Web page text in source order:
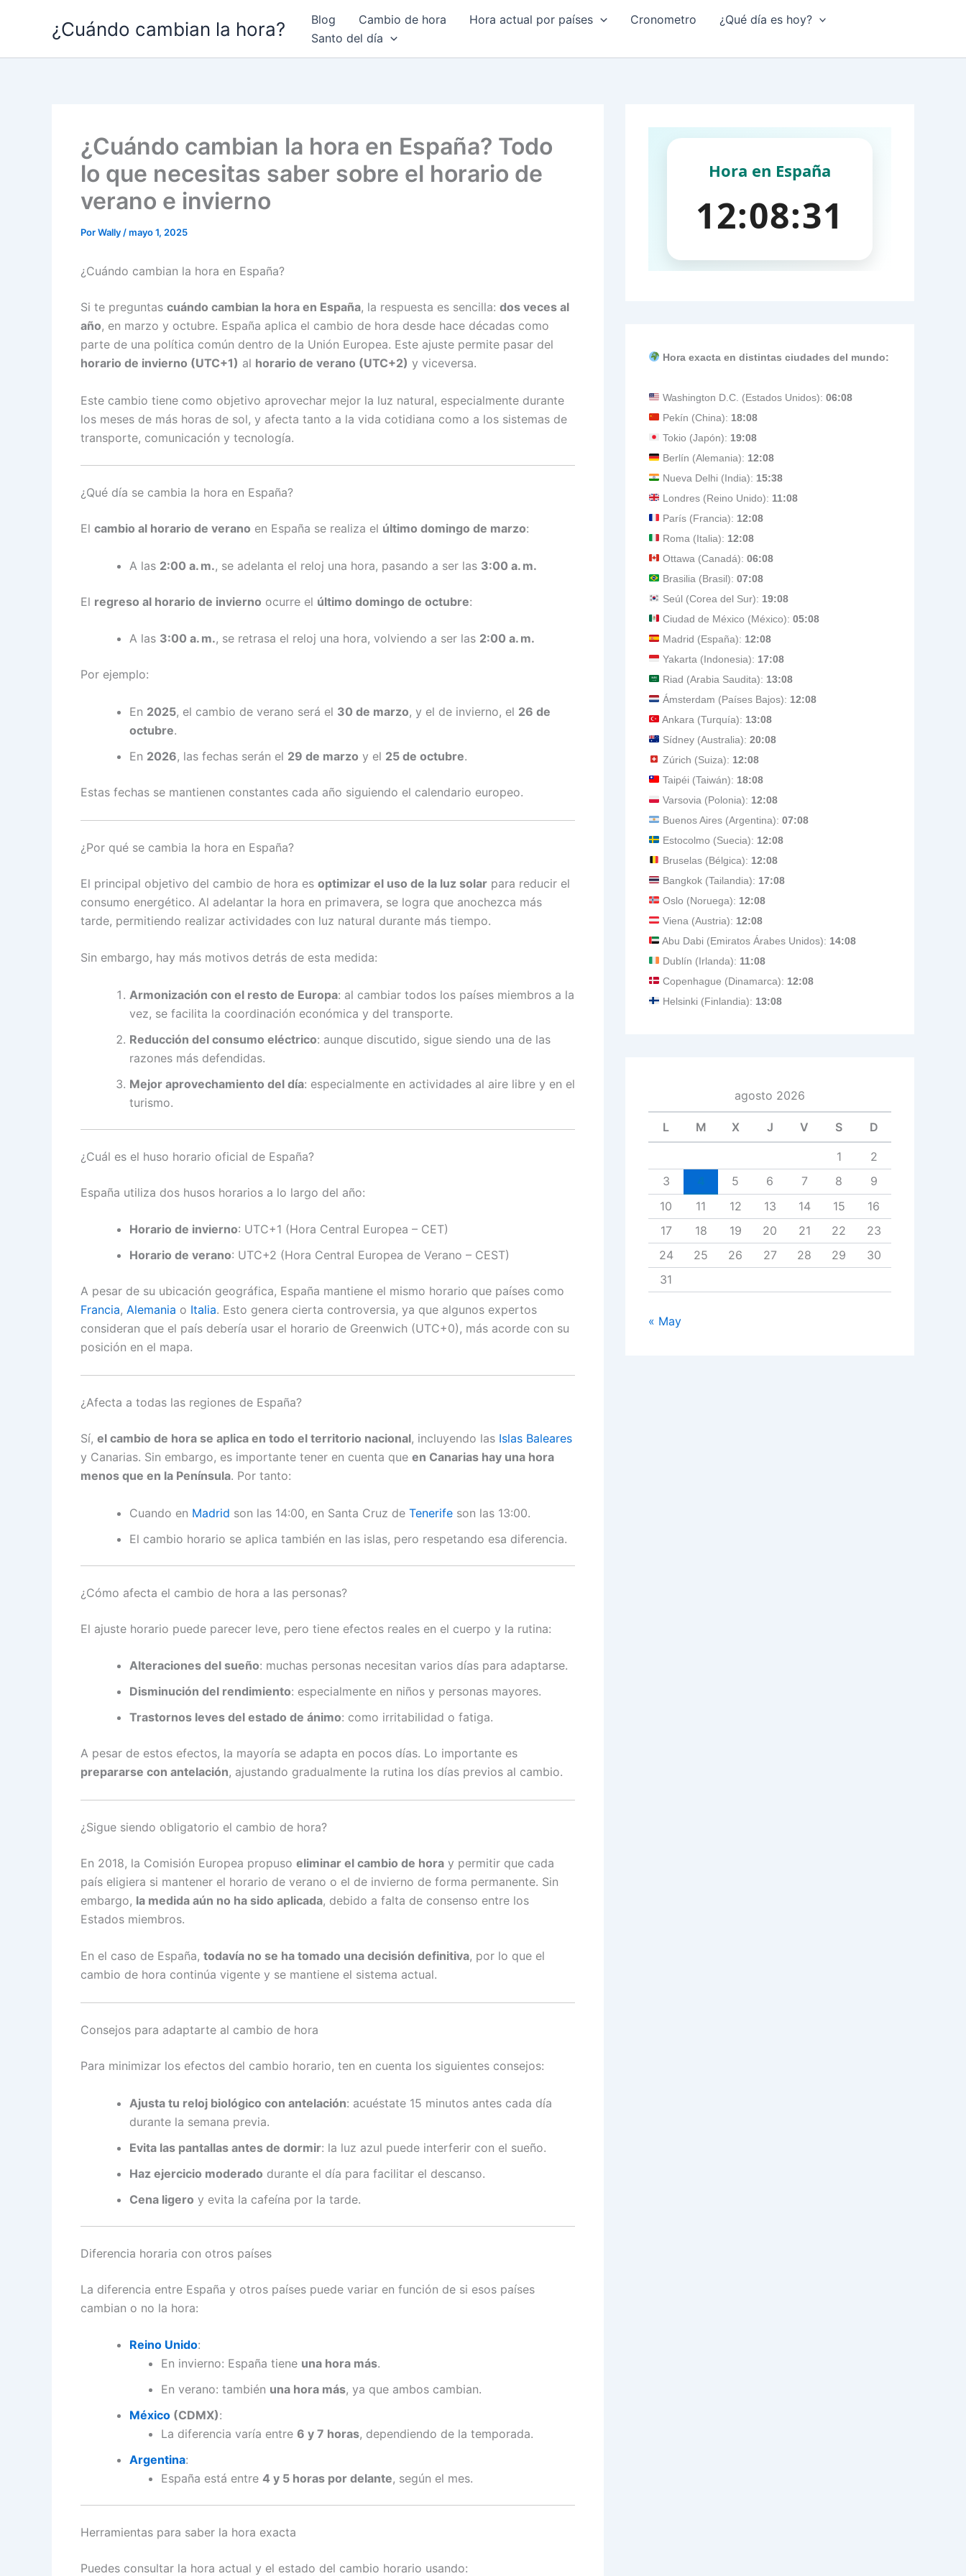
¿Cuándo cambian la hora? Blog Cambio de hora Hora actual por países Cronometro
¿Qué día es hoy?
Santo del día
¿Cuándo cambian la hora en España? Todo
lo que necesitas saber sobre el horario de
verano e invierno
PorWally /mayo 1, 2025
¿Cuándo cambian la hora en España?
Si te preguntas cuándo cambian la hora en España, la respuesta es sencilla: dos veces al
año, en marzo y octubre. España aplica el cambio de hora desde hace décadas como
parte de una política común dentro de la Unión Europea. Este ajuste permite pasar del
horario de invierno (UTC+1) al horario de verano (UTC+2) y viceversa.
Este cambio tiene como objetivo aprovechar mejor la luz natural, especialmente durante
los meses de más horas de sol, y afecta tanto a la vida cotidiana como a los sistemas de
transporte, comunicación y tecnología.
¿Qué día se cambia la hora en España?
El cambio al horario de verano en España se realiza el último domingo de marzo:
A las 2:00 a. m., se adelanta el reloj una hora, pasando a ser las 3:00 a. m.
El regreso al horario de invierno ocurre el último domingo de octubre:
A las 3:00 a. m., se retrasa el reloj una hora, volviendo a ser las 2:00 a. m.
Por ejemplo:
En 2025, el cambio de verano será el 30 de marzo, y el de invierno, el 26 de
octubre.
En 2026, las fechas serán el 29 de marzo y el 25 de octubre.
Estas fechas se mantienen constantes cada año siguiendo el calendario europeo.
¿Por qué se cambia la hora en España?
El principal objetivo del cambio de hora es optimizar el uso de la luz solar para reducir el
consumo energético. Al adelantar la hora en primavera, se logra que anochezca más
tarde, permitiendo realizar actividades con luz natural durante más tiempo.
Sin embargo, hay más motivos detrás de esta medida:
Armonización con el resto de Europa: al cambiar todos los países miembros a la
vez, se facilita la coordinación económica y del transporte.
Reducción del consumo eléctrico: aunque discutido, sigue siendo una de las
razones más defendidas.
Mejor aprovechamiento del día: especialmente en actividades al aire libre y en el
turismo.
¿Cuál es el huso horario oficial de España?
España utiliza dos husos horarios a lo largo del año:
Horario de invierno: UTC+1 (Hora Central Europea – CET)
Horario de verano: UTC+2 (Hora Central Europea de Verano – CEST)
A pesar de su ubicación geográfica, España mantiene el mismo horario que países como
Francia, Alemania o Italia. Esto genera cierta controversia, ya que algunos expertos
consideran que el país debería usar el horario de Greenwich (UTC+0), más acorde con su
posición en el mapa.
¿Afecta a todas las regiones de España?
Sí, el cambio de hora se aplica en todo el territorio nacional, incluyendo las Islas Baleares
y Canarias. Sin embargo, es importante tener en cuenta que en Canarias hay una hora
menos que en la Península. Por tanto:
Cuando en Madrid son las 14:00, en Santa Cruz de Tenerife son las 13:00.
El cambio horario se aplica también en las islas, pero respetando esa diferencia.
¿Cómo afecta el cambio de hora a las personas?
El ajuste horario puede parecer leve, pero tiene efectos reales en el cuerpo y la rutina:
Alteraciones del sueño: muchas personas necesitan varios días para adaptarse.
Disminución del rendimiento: especialmente en niños y personas mayores.
Trastornos leves del estado de ánimo: como irritabilidad o fatiga.
A pesar de estos efectos, la mayoría se adapta en pocos días. Lo importante es
prepararse con antelación, ajustando gradualmente la rutina los días previos al cambio.
¿Sigue siendo obligatorio el cambio de hora?
En 2018, la Comisión Europea propuso eliminar el cambio de hora y permitir que cada
país eligiera si mantener el horario de verano o el de invierno de forma permanente. Sin
embargo, la medida aún no ha sido aplicada, debido a falta de consenso entre los
Estados miembros.
En el caso de España, todavía no se ha tomado una decisión definitiva, por lo que el
cambio de hora continúa vigente y se mantiene el sistema actual.
Consejos para adaptarte al cambio de hora
Para minimizar los efectos del cambio horario, ten en cuenta los siguientes consejos:
Ajusta tu reloj biológico con antelación: acuéstate 15 minutos antes cada día
durante la semana previa.
Evita las pantallas antes de dormir: la luz azul puede interferir con el sueño.
Haz ejercicio moderado durante el día para facilitar el descanso.
Cena ligero y evita la cafeína por la tarde.
Diferencia horaria con otros países
La diferencia entre España y otros países puede variar en función de si esos países
cambian o no la hora:
Reino Unido:
En invierno: España tiene una hora más.
En verano: también una hora más, ya que ambos cambian.
México (CDMX):
La diferencia varía entre 6 y 7 horas, dependiendo de la temporada.
Argentina:
España está entre 4 y 5 horas por delante, según el mes.
Herramientas para saber la hora exacta
Puedes consultar la hora actual y el estado del cambio horario usando:
Hora exacta en distintas ciudades del mundo:
Washington D.C. (Estados Unidos): 06:08
Pekín (China): 18:08
Tokio (Japón): 19:08
Berlín (Alemania): 12:08
Nueva Delhi (India): 15:38
Londres (Reino Unido): 11:08
París (Francia): 12:08
Roma (Italia): 12:08
Ottawa (Canadá): 06:08
Brasilia (Brasil): 07:08
Seúl (Corea del Sur): 19:08
Ciudad de México (México): 05:08
Madrid (España): 12:08
Yakarta (Indonesia): 17:08
Riad (Arabia Saudita): 13:08
Ámsterdam (Países Bajos): 12:08
Ankara (Turquía): 13:08
Sídney (Australia): 20:08
Zúrich (Suiza): 12:08
Taipéi (Taiwán): 18:08
Varsovia (Polonia): 12:08
Buenos Aires (Argentina): 07:08
Estocolmo (Suecia): 12:08
Bruselas (Bélgica): 12:08
Bangkok (Tailandia): 17:08
Oslo (Noruega): 12:08
Viena (Austria): 12:08
Abu Dabi (Emiratos Árabes Unidos): 14:08
Dublín (Irlanda): 11:08
Copenhague (Dinamarca): 12:08
Helsinki (Finlandia): 13:08
agosto 2026
L M X J V S D
1
2
3
5 6 7 8
9
10
11 12 13 14 15
16
17
18 19 20 21 22
23
24
25 26 27 28 29
30
31
« May